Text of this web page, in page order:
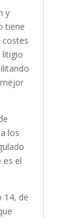
y
tiene
litigio
los
es el
14, de